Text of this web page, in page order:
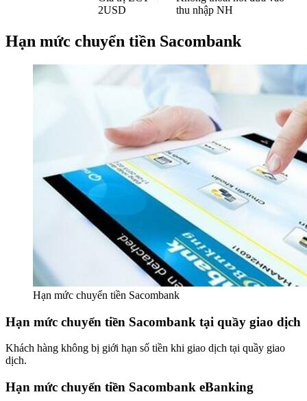
2USD
thu nhập NH
Hạn mức chuyển tiền Sacombank
Hạn mức chuyển tiền Sacombank
Hạn mức chuyển tiền Sacombank tại quầy giao dịch
Khách hàng không bị giới hạn số tiền khi giao dịch tại quầy giao
dịch.
Hạn mức chuyển tiền Sacombank eBanking